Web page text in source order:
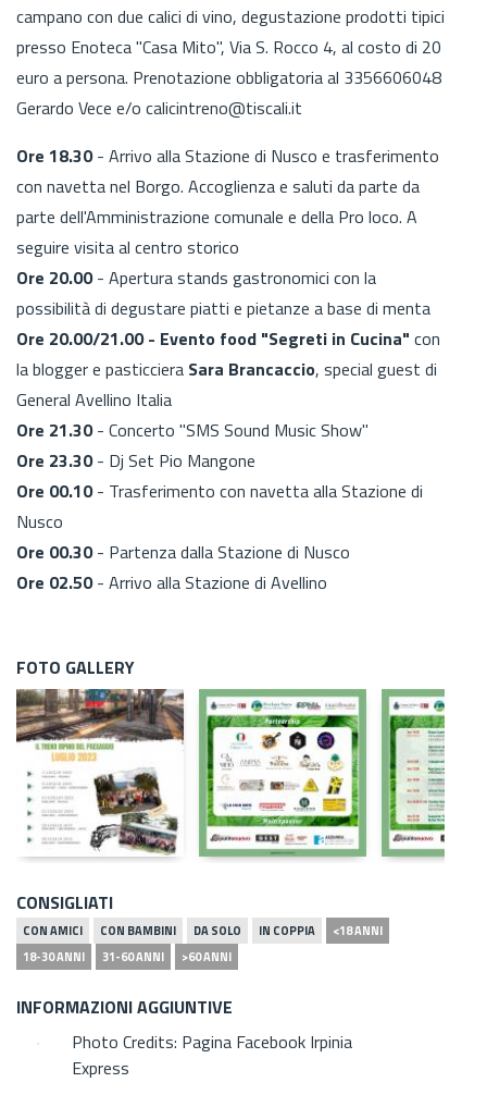
campano con due calici di vino, degustazione prodotti tipici
presso Enoteca "Casa Mito", Via S. Rocco 4, al costo di 20
euro a persona. Prenotazione obbligatoria al 3356606048
Gerardo Vece e/o calicintreno@tiscali.it
Ore 18.30- Arrivo alla Stazione di Nusco e trasferimento
con navetta nel Borgo. Accoglienza e saluti da parte da
parte dell'Amministrazione comunale e della Pro loco. A
seguire visita al centro storico
Ore 20.00- Apertura stands gastronomici con la
possibilità di degustare piatti e pietanze a base di menta
Ore 20.00/21.00 - Evento food "Segreti in Cucina" con
la blogger e pasticciera Sara Brancaccio, special guest di
General Avellino Italia
Ore 21.30- Concerto "SMS Sound Music Show"
Ore 23.30- Dj Set Pio Mangone
Ore 00.10- Trasferimento con navetta alla Stazione di
Nusco
Ore 00.30- Partenza dalla Stazione di Nusco
Ore 02.50- Arrivo alla Stazione di Avellino
FOTO GALLERY
CONSIGLIATI
CON AMICI CON BAMBINI DA SOLO IN COPPIA
<18 ANNI
18-30 ANNI
31-60 ANNI >60 ANNI
INFORMAZIONI AGGIUNTIVE
Photo Credits: Pagina Facebook Irpinia
Express